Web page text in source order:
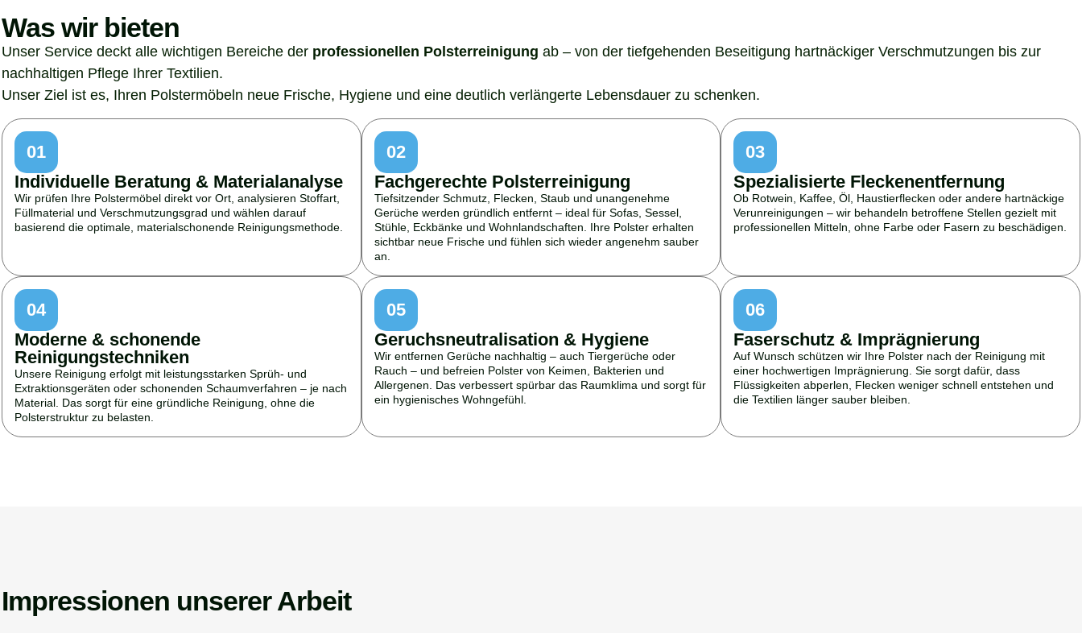
Was wir bieten
Unser Service deckt alle wichtigen Bereiche der professionellen Polsterreinigung ab – von der tiefgehenden Beseitigung hartnäckiger Verschmutzungen bis zur
nachhaltigen Pflege Ihrer Textilien.
Unser Ziel ist es, Ihren Polstermöbeln neue Frische, Hygiene und eine deutlich verlängerte Lebensdauer zu schenken.
01
Individuelle Beratung & Materialanalyse
Wir prüfen Ihre Polstermöbel direkt vor Ort, analysieren Stoffart,
Füllmaterial und Verschmutzungsgrad und wählen darauf
basierend die optimale, materialschonende Reinigungsmethode.
02
Fachgerechte Polsterreinigung
Tiefsitzender Schmutz, Flecken, Staub und unangenehme
Gerüche werden gründlich entfernt – ideal für Sofas, Sessel,
Stühle, Eckbänke und Wohnlandschaften. Ihre Polster erhalten
sichtbar neue Frische und fühlen sich wieder angenehm sauber
an.
03
Spezialisierte Fleckenentfernung
Ob Rotwein, Kaffee, Öl, Haustierflecken oder andere hartnäckige
Verunreinigungen – wir behandeln betroffene Stellen gezielt mit
professionellen Mitteln, ohne Farbe oder Fasern zu beschädigen.
04
Moderne & schonende
Reinigungstechniken
Unsere Reinigung erfolgt mit leistungsstarken Sprüh- und
Extraktionsgeräten oder schonenden Schaumverfahren – je nach
Material. Das sorgt für eine gründliche Reinigung, ohne die
Polsterstruktur zu belasten.
05
Geruchsneutralisation & Hygiene
Wir entfernen Gerüche nachhaltig – auch Tiergerüche oder
Rauch – und befreien Polster von Keimen, Bakterien und
Allergenen. Das verbessert spürbar das Raumklima und sorgt für
ein hygienisches Wohngefühl.
06
Faserschutz & Imprägnierung
Auf Wunsch schützen wir Ihre Polster nach der Reinigung mit
einer hochwertigen Imprägnierung. Sie sorgt dafür, dass
Flüssigkeiten abperlen, Flecken weniger schnell entstehen und
die Textilien länger sauber bleiben.
Impressionen unserer Arbeit